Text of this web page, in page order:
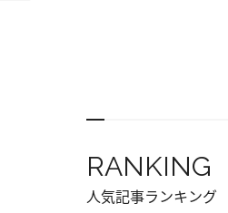
RANKING
人気記事ランキング